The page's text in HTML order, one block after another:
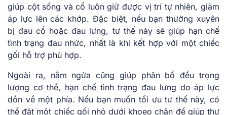
giúp cột sống và cổ luôn giữ được vị trí tự nhiên, giảm
áp lực lên các khớp. Đặc biệt, nếu bạn thường xuyên
bị đau cổ hoặc đau lưng, tư thế này sẽ giúp hạn chế
tình trạng đau nhức, nhất là khi kết hợp với một chiếc
gối hỗ trợ phù hợp.
Ngoài ra, nằm ngửa cũng giúp phân bổ đều trọng
lượng cơ thể, hạn chế tình trạng đau lưng do áp lực
dồn về một phía. Nếu bạn muốn tối ưu tư thế này, có
thể đặt một chiếc gối nhỏ dưới khoeo chân để giúp thư